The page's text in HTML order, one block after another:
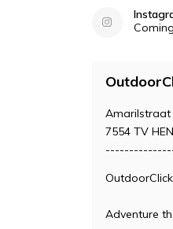
Amarilstraat
7554 TV
Adventure